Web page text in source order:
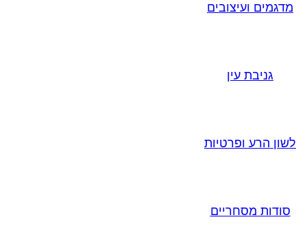
מדגמים ועיצובים
גניבת עין
לשון הרע ופרטיות
סודות מסחריים